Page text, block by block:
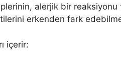
alerjik bir reaksiyonu
erkenden fark
içerir: